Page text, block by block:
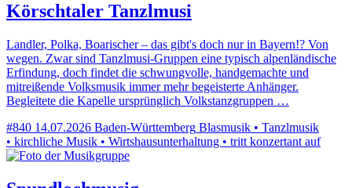
Körschtaler Tanzlmusi
Landler, Polka, Boarischer – das gibt's doch nur in Bayern!? Von
wegen. Zwar sind Tanzlmusi-Gruppen eine typisch alpenländische
Erfindung, doch findet die schwungvolle, handgemachte und
mitreißende Volksmusik immer mehr begeisterte Anhänger.
Begleitete die Kapelle ursprünglich Volkstanzgruppen …
#840 14.07.2026 Baden-Württemberg Blasmusik • Tanzlmusik
• kirchliche Musik • Wirtshausunterhaltung • tritt konzertant auf